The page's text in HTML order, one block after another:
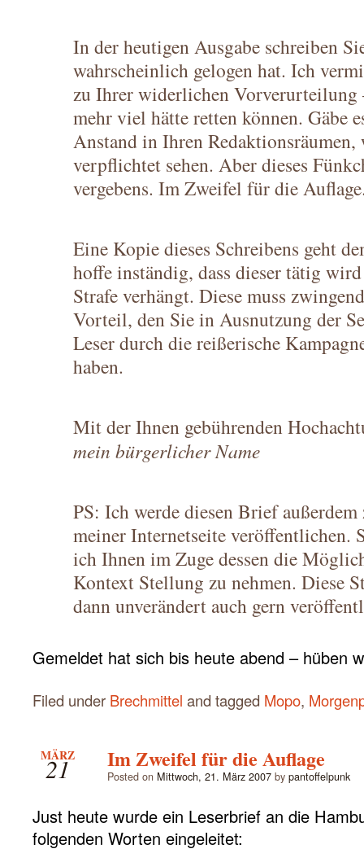
In der heutigen Ausgabe schreiben
wahrscheinlich gelogen hat. Ich
zu Ihrer widerlichen Vorverurteilung
mehr viel hätte retten können. Gäbe
Anstand in Ihren Redaktionsräumen,
verpflichtet sehen. Aber dieses
vergebens. Im Zweifel für die
Eine Kopie dieses Schreibens geht
hoffe inständig, dass dieser tätig
Strafe verhängt. Diese muss
Vorteil, den Sie in Ausnutzung der
Leser durch die reißerische
haben.
Mit der Ihnen gebührenden
mein bürgerlicher Name
PS: Ich werde diesen Brief
meiner Internetseite veröffentlichen.
ich Ihnen im Zuge dessen die
Kontext Stellung zu nehmen. Diese
dann unverändert auch gern
Gemeldet hat sich bis heute abend – hüben
Filed under Brechmittel and tagged Mopo,
MÄRZ
21 Im Zweifel für die Auflage
Posted on Mittwoch, 21. März 2007 by pantoffelpunk
Just heute wurde ein Leserbrief an die
folgenden Worten eingeleitet: